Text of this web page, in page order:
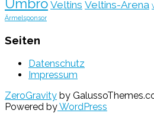
Umbro Veltins Veltins-Arena
Ärmelsponsor
Seiten
Datenschutz
Impressum
ZeroGravity by
Powered byWordPress